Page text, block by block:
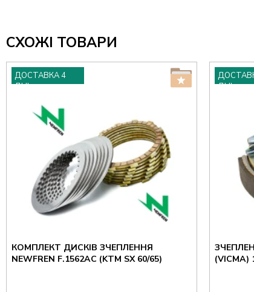
СХОЖІ ТОВАРИ
ДОСТАВКА 4
ДНІ
КОМПЛЕКТ ДИСКІВ ЗЧЕПЛЕННЯ
NEWFREN F.1562AC (KTM SX 60/65)
ДНІ
(VICMA)